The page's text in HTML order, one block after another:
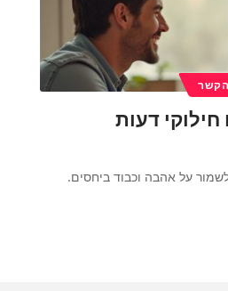
הקשר
דעות
על אהבה וכבוד ביחסים.